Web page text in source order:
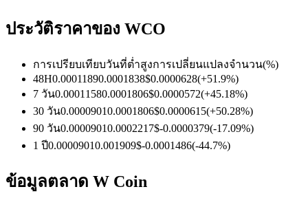
ฟิวเจอร์ส USDC
ฟิวเจอร์สที่ใช้ USDC เป็นหลักประกัน
ประวัติราคาของ WCO
การเปรียบเทียบวันที่ต่ำสูงการเปลี่ยนแปลงจำนวน(%)
48H0.00011890.0001838$0.0000628(+51.9%)
7 วัน0.00011580.0001806$0.0000572(+45.18%)
30 วัน0.00009010.0001806$0.0000615(+50.28%)
90 วัน0.00009010.0002217$-0.0000379(-17.09%)
1 ปี0.00009010.001909$-0.0001486(-44.7%)
ข้อมูลตลาด W Coin